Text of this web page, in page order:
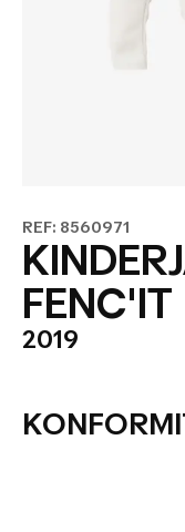
REF: 8560971
FENC'IT
2019